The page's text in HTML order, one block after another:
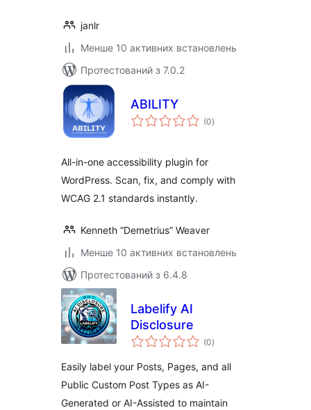
janlr
Менше 10 активних встановлень
Протестований з 7.0.2
ABILITY
(0загальний
рейтинг
)
All-in-one accessibility plugin for
WordPress. Scan, fix, and comply with
WCAG 2.1 standards instantly.
Kenneth “Demetrius” Weaver
Менше 10 активних встановлень
Протестований з 6.4.8
Labelify AI
Disclosure
(0загальний
рейтинг
)
Easily label your Posts, Pages, and all
Public Custom Post Types as AI-
Generated or AI-Assisted to maintain